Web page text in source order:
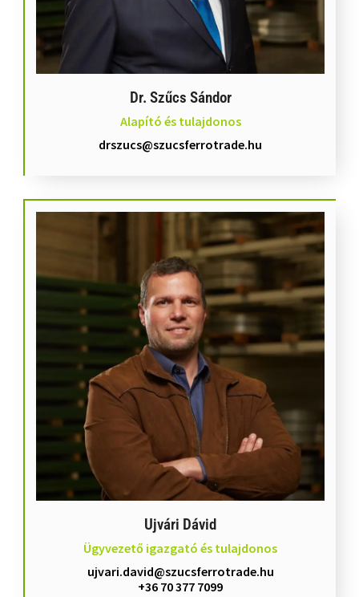
Dr. Szűcs Sándor
Alapító és tulajdonos
drszucs@szucsferrotrade.hu
Ujvári Dávid
Ügyvezető igazgató és tulajdonos
ujvari.david@szucsferrotrade.hu
+36 70 377 7099